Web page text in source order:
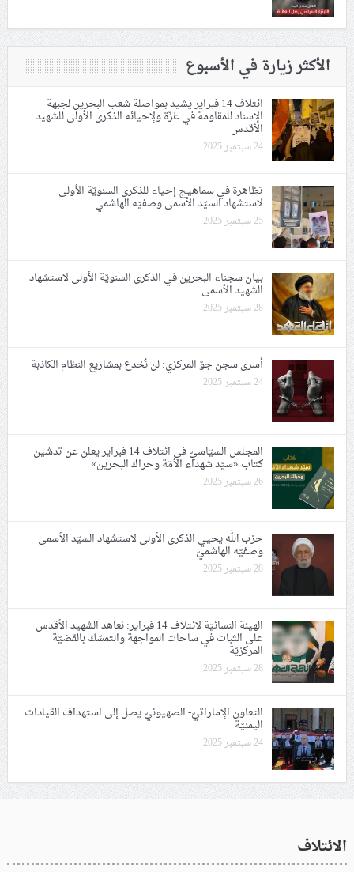
الأكثر زيارة في الأسبوع
ائتلاف 14 فبراير يشيد بمواصلة شعب البحرين لجبهة
الإسناد للمقاومة في غزّة ولإحيائه الذكرى الأولى للشهيد
الأقدس
24 سبتمبر 2025
تظاهرة في سماهيج إحياء للذكرى السنويّة الأولى
لاستشهاد السيّد الأسمى وصفيّه الهاشمي
25 سبتمبر 2025
بيان سجناء البحرين في الذكرى السنويّة الأولى لاستشهاد
الشهيد الأسمى
28 سبتمبر 2025
أسرى سجن جوّ المركزي: لن نُخدع بمشاريع النظام الكاذبة
24 سبتمبر 2025
المجلس السيّاسيّ في ائتلاف 14 فبراير يعلن عن تدشين
كتاب «سيّد شهداء الأمّة وحراك البحرين»
26 سبتمبر 2025
حزب الله يحيي الذكرى الأولى لاستشهاد السيّد الأسمى
وصفيّه الهاشميّ
28 سبتمبر 2025
الهيئة النسائيّة لائتلاف 14 فبراير: نعاهد الشهيد الأقدس
على الثبات في ساحات المواجهة والتمسّك بالقضيّة
المركزيّة
28 سبتمبر 2025
التعاون الإماراتيّ- الصهيونيّ يصل إلى استهداف القيادات
اليمنيّة
24 سبتمبر 2025
الائتلاف